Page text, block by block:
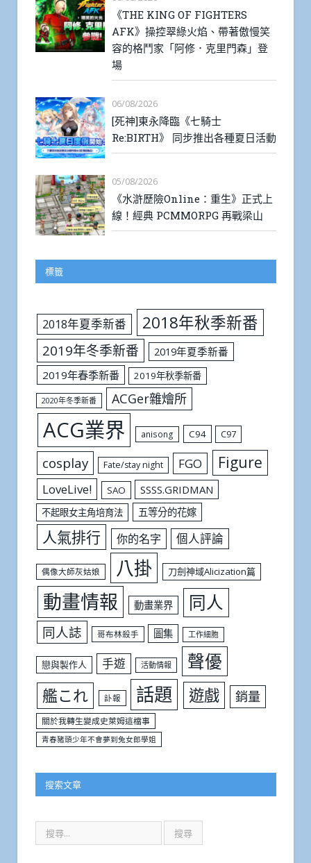
《THE KING OF FIGHTERS
AFK》操控翠綠火焰、帶著傲慢笑
容的格鬥家「阿修．克里門森」登
場
06/08/2026
[死神]東永降臨《七騎士
Re:BIRTH》 同步推出各種夏日活動
05/08/2026
《水滸歷險Online：重生》正式上
線！經典 PCMMORPG 再戰梁山
標籤
2018年夏季新番 2018年秋季新番
2019年冬季新番
2019年夏季新番
2019年春季新番
2019年秋季新番
2020年冬季新番 ACGer雜燴所
ACG業界 anisong C94 C97
cosplay Fate/stay night FGO Figure
LoveLive! SAO SSSS.GRIDMAN
不起眼女主角培育法 五等分的花嫁
人氣排行 你的名字 個人評論
偶像大師灰姑娘 八掛 刀劍神域Alicization篇
動畫情報 動畫業界 同人
同人誌 哥布林殺手 圖集 工作細胞
戀與製作人 手遊 活動情報 聲優
艦これ 訃報 話題 遊戲 銷量
關於我轉生變成史萊姆這檔事
青春豬頭少年不會夢到兔女郎學姐
搜索文章